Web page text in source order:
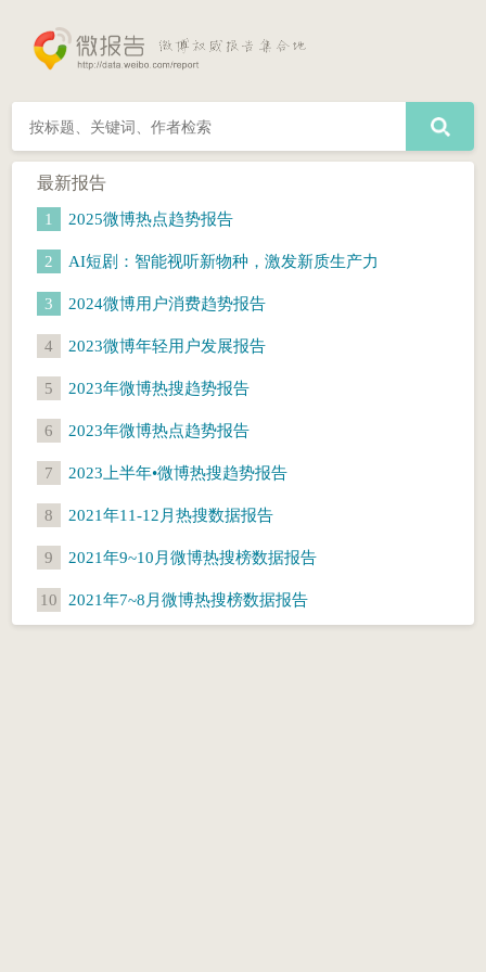
最新报告
1 2025微博热点趋势报告
2 AI短剧：智能视听新物种，激发新质生产力
3 2024微博用户消费趋势报告
4 2023微博年轻用户发展报告
5 2023年微博热搜趋势报告
6 2023年微博热点趋势报告
7 2023上半年•微博热搜趋势报告
8 2021年11-12月热搜数据报告
9 2021年9~10月微博热搜榜数据报告
10 2021年7~8月微博热搜榜数据报告